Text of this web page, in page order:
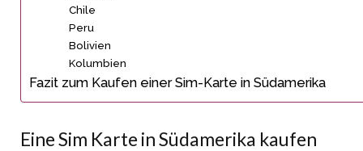
Chile
Peru
Bolivien
Kolumbien
Fazit zum Kaufen einer Sim-Karte in Südamerika
Eine Sim Karte in Südamerika kaufen